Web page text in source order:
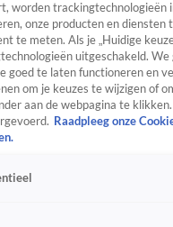
worden
onze producten en
te meten. Als je „Huidige
uitgeschakeld.
goed te laten functioneren en
om je keuzes te wijzigen of
aan de webpagina te
Raadpleeg onze